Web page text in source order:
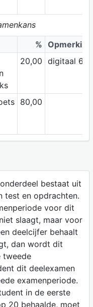
% Opmerking
20,00 digitaal 60'
80,00
bestaat uit
test en opdrachten.
voor dit
slaagt, maar voor
deelcijfer behaalt
dan wordt dit
tweede
dit deelexamen
examenperiode.
in de eerste
20 behaalde, moet